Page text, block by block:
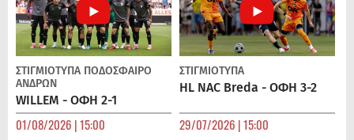
ΣΤΙΓΜΙΟΤΥΠΑ ΠΟΔΌΣΦΑΙΡΟ
ΑΝΔΡΏΝ
WILLEM - ΟΦΗ 2-1
01/08/2026 | 15:00
ΣΤΙΓΜΙΟΤΥΠΑ
HL NAC Breda - ΟΦΗ 3-2
29/07/2026 | 15:00